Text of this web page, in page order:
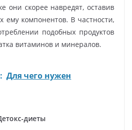
они скорее навредят, оставив
ему компонентов. В частности,
подобных продуктов
витаминов и минералов.
Для чего нужен
диеты